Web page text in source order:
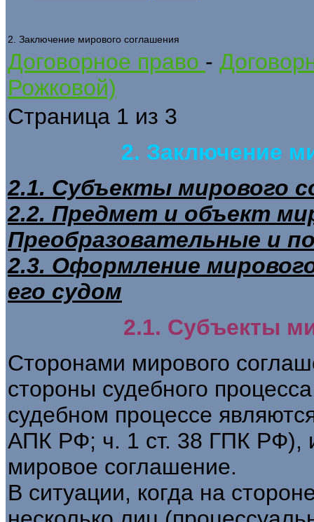
2. Заключение мирового соглашения
Договорное право -
Рожковой)
Страница 1 из 3
2. Заключение
2.1. Субъекты мирового
2.2. Предмет и объект
Преобразовательные и
2.3. Оформление
его судом
2.1. Субъекты
Сторонами мирового
стороны судебного
судебном процессе
АПК РФ; ч. 1 ст. 38 ГПК РФ),
мировое соглашение.
В ситуации, когда на